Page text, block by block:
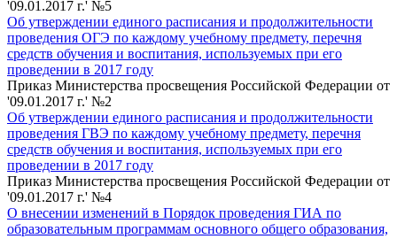
'09.01.2017 г.' №5
Об утверждении единого расписания и продолжительности
проведения ОГЭ по каждому учебному предмету, перечня
средств обучения и воспитания, используемых при его
проведении в 2017 году
Приказ Министерства просвещения Российской Федерации от
'09.01.2017 г.' №2
Об утверждении единого расписания и продолжительности
проведения ГВЭ по каждому учебному предмету, перечня
средств обучения и воспитания, используемых при его
проведении в 2017 году
Приказ Министерства просвещения Российской Федерации от
'09.01.2017 г.' №4
О внесении изменений в Порядок проведения ГИА по
образовательным программам основного общего образования,